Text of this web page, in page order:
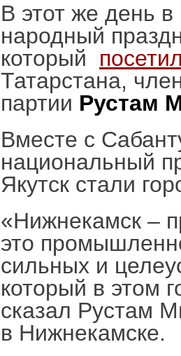
В этот же день в
народный
который
Татарстана,
партии Рустам
Вместе с
национальный
Якутск стали
«Нижнекамск –
это
сильных и
который в этом
сказал Рустам
в Нижнекамске.